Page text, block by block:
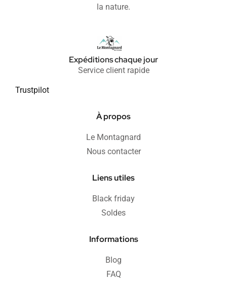
la nature.
Expéditions chaque jour
Service client rapide
Trustpilot
À propos
Le Montagnard
Nous contacter
Liens utiles
Black friday
Soldes
Informations
Blog
FAQ